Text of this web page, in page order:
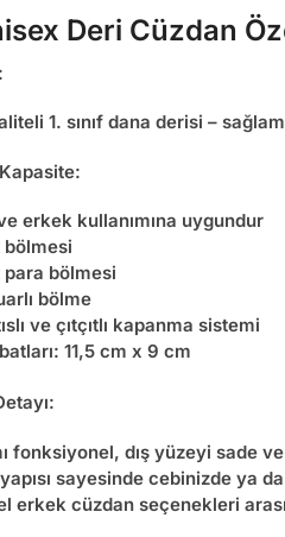
Deri Cüzdan
1. sınıf dana derisi –
erkek kullanımına uygundur
bölmesi
para bölmesi
bölme
ve çıtçıtlı kapanma sistemi
11,5 cm x 9 cm
fonksiyonel, dış yüzeyi sade ve
sayesinde cebinizde ya
erkek cüzdan seçenekleri